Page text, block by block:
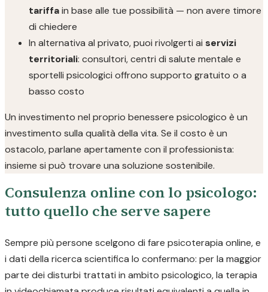
tariffain base alle tue possibilità — non avere timore
di chiedere
In alternativa al privato, puoi rivolgerti ai servizi
territoriali: consultori, centri di salute mentale e
sportelli psicologici offrono supporto gratuito o a
basso costo
Un investimento nel proprio benessere psicologico è un
investimento sulla qualità della vita. Se il costo è un
ostacolo, parlane apertamente con il professionista:
insieme si può trovare una soluzione sostenibile.
Consulenza online con lo psicologo:
tutto quello che serve sapere
Sempre più persone scelgono di fare psicoterapia online, e
i dati della ricerca scientifica lo confermano: per la maggior
parte dei disturbi trattati in ambito psicologico, la terapia